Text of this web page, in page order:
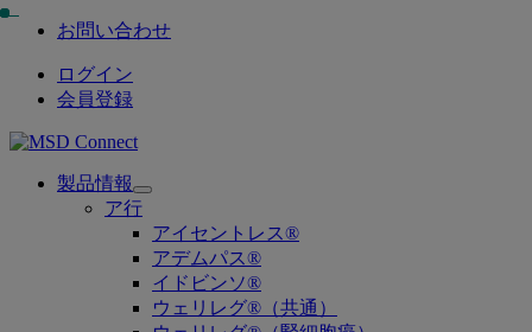
お問い合わせ
ログイン
会員登録
製品情報
Open
submenu
ア行
アイセントレス®
アデムパス®
イドビンソ®
ウェリレグ®（共通）